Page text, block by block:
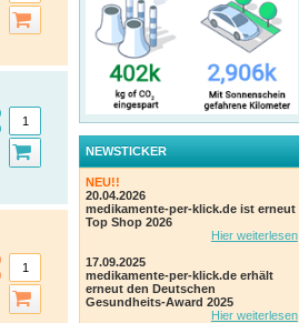
NEWSTICKER
NEU!!
20.04.2026
medikamente-per-klick.de ist erneut
Top Shop 2026
Hier weiterlesen
17.09.2025
medikamente-per-klick.de erhält
erneut den Deutschen
Gesundheits-Award 2025
Hier weiterlesen